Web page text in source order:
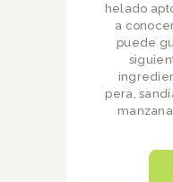
helado
a
puede
pera,